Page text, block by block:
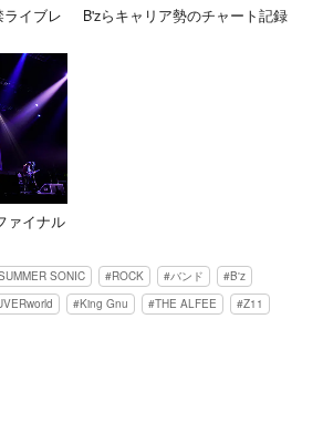
ライブレ
B'zらキャリア勢のチャート記録
ァイナル
SONIC ROCK バンド
B'z
King Gnu THE ALFEE Z11